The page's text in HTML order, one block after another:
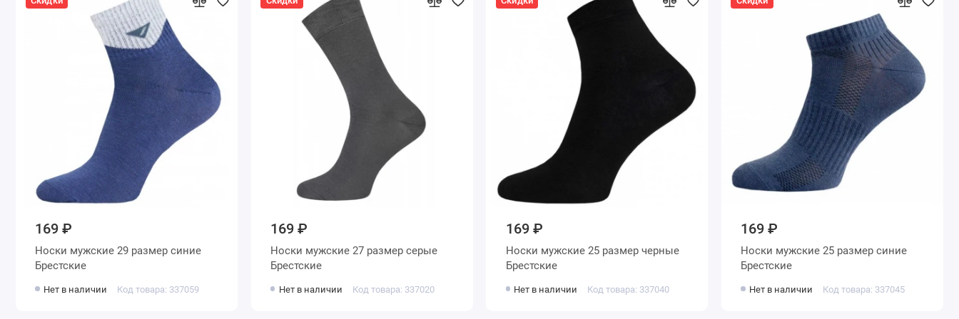
169 ₽
Носки мужские 29 размер синие
Брестские
Нет в наличии Код товара: 337059
169 ₽
Носки мужские 27 размер серые
Брестские
Нет в наличии Код товара: 337020
169 ₽
Носки мужские 25 размер черные
Брестские
Нет в наличии Код товара: 337040
169 ₽
Носки мужские 25 размер синие
Брестские
Нет в наличии Код товара: 337045